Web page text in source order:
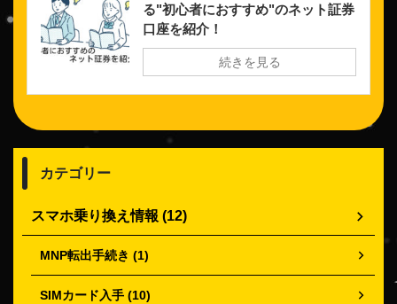
る"初心者におすすめ"のネット証券
口座を紹介！
続きを見る
カテゴリー
スマホ乗り換え情報 (12)
MNP転出手続き (1)
SIMカード入手 (10)